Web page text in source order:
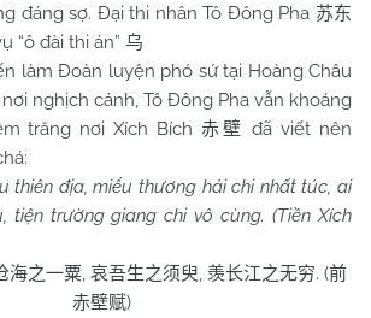
đáng sợ. Đại thi nhân Tô Đông Pha 苏东
“ô đài thi án” 乌
làm Đoàn luyện phó sứ tại Hoàng Châu
nghịch cảnh, Tô Đông Pha vẫn khoáng
trăng nơi Xích Bích 赤壁 đã viết nên
thiên địa, miểu thương hải chi nhất túc, ai
tiện trường giang chi vô cùng. (Tiền Xích
海之一粟, 哀吾生之须臾, 羡长江之无穷. (前
赤壁赋)